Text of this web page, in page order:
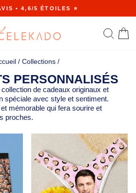
Diaporama
• 4,6/5 ÉTOILES ⭐
/ Collections /
PERSONNALISÉS
de cadeaux originaux et
spéciale avec style et sentiment.
mémorable qui fera sourire et
proches.